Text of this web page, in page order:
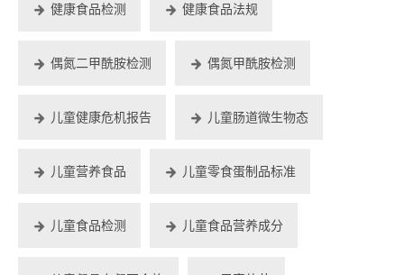
健康食品检测 健康食品法规
偶氮二甲酰胺检测 偶氮甲酰胺检测
儿童健康危机报告 儿童肠道微生物态
儿童营养食品 儿童零食蛋制品标准
儿童食品检测 儿童食品营养成分